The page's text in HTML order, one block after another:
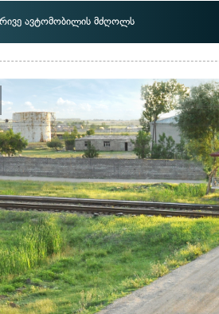
ავტომობილის მძღოლს